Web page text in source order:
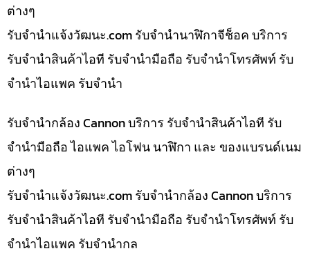
ต่างๆ
รับจํานําแจ้งวัฒนะ.com รับจำนำนาฬิกาจีช็อค บริการ
รับจำนำสินค้าไอที รับจำนำมือถือ รับจำนำโทรศัพท์ รับ
จำนำไอแพค รับจำนำ
รับจำนำกล้อง Cannon บริการ รับจำนำสินค้าไอที รับ
จำนำมือถือ ไอแพค ไอโฟน นาฬิกา และ ของแบรนด์เนม
ต่างๆ
รับจํานําแจ้งวัฒนะ.com รับจำนำกล้อง Cannon บริการ
รับจำนำสินค้าไอที รับจำนำมือถือ รับจำนำโทรศัพท์ รับ
จำนำไอแพค รับจำนำกล